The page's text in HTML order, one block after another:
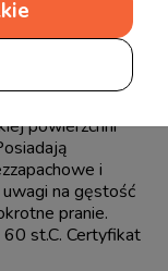
o dużej
:
(36%)
powierzchni
i
na gęstość
pranie.
st.C. Certyfikat